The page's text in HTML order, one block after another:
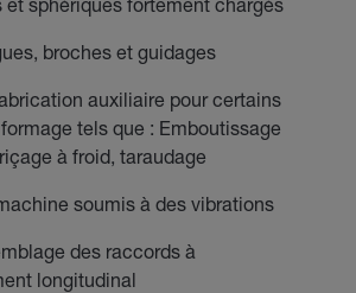
broches et guidages
auxiliaire pour certains
tels que : Emboutissage
à froid, taraudage
soumis à des vibrations
des raccords à
longitudinal